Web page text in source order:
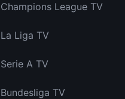
Champions League TV
La Liga TV
Serie A TV
Bundesliga TV